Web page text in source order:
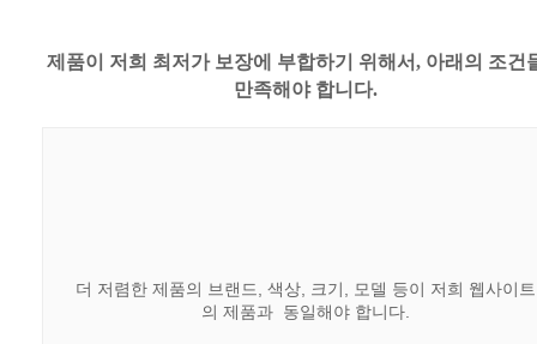
제품이 저희 최저가 보장에 부합하기 위해서, 아래의 조건
만족해야 합니다.
더 저렴한 제품의 브랜드, 색상, 크기, 모델 등이 저희 웹사이트
의 제품과 동일해야 합니다.